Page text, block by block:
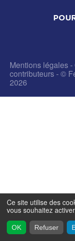
Mentions légales-
contributeurs- ©
2026
Ce site utilise des
vous souhaitez
OK Refuser